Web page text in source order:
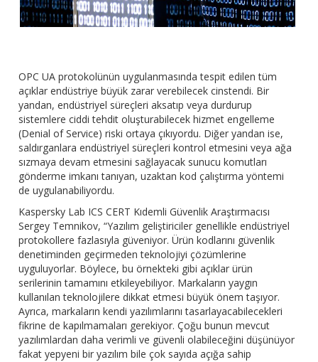
OPC UA protokolünün uygulanmasında tespit edilen tüm
açıklar endüstriye büyük zarar verebilecek cinstendi. Bir
yandan, endüstriyel süreçleri aksatıp veya durdurup
sistemlere ciddi tehdit oluşturabilecek hizmet engelleme
(Denial of Service) riski ortaya çıkıyordu. Diğer yandan ise,
saldırganlara endüstriyel süreçleri kontrol etmesini veya ağa
sızmaya devam etmesini sağlayacak sunucu komutları
gönderme imkanı tanıyan, uzaktan kod çalıştırma yöntemi
de uygulanabiliyordu.
Kaspersky Lab ICS CERT Kıdemli Güvenlik Araştırmacısı
Sergey Temnikov, “Yazılım geliştiriciler genellikle endüstriyel
protokollere fazlasıyla güveniyor. Ürün kodlarını güvenlik
denetiminden geçirmeden teknolojiyi çözümlerine
uyguluyorlar. Böylece, bu örnekteki gibi açıklar ürün
serilerinin tamamını etkileyebiliyor. Markaların yaygın
kullanılan teknolojilere dikkat etmesi büyük önem taşıyor.
Ayrıca, markaların kendi yazılımlarını tasarlayacabilecekleri
fikrine de kapılmamaları gerekiyor. Çoğu bunun mevcut
yazılımlardan daha verimli ve güvenli olabileceğini düşünüyor
fakat yepyeni bir yazılım bile çok sayıda açığa sahip